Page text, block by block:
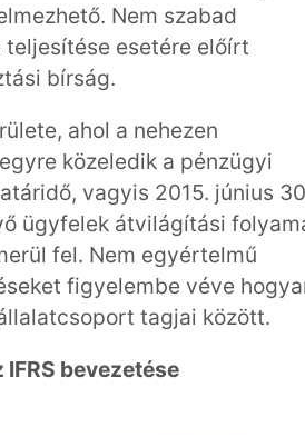
Nem szabad
esetére előírt
bírság.
ahol a nehezen
közeledik a pénzügyi
vagyis 2015. június
ügyfelek átvilágítási
fel. Nem egyértelmű
figyelembe véve
tagjai között.
bevezetése